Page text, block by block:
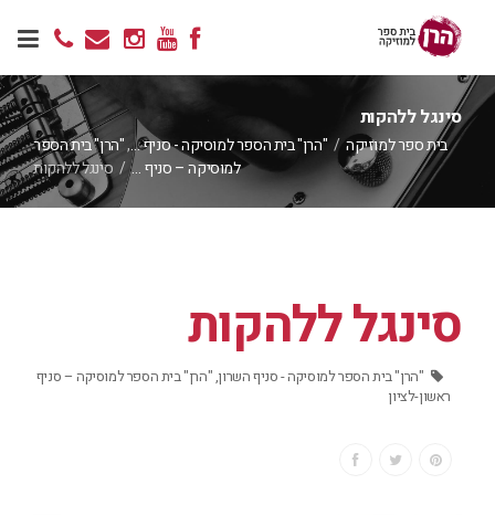
סינגל ללהקות
בית ספר למוזיקה / "הרן" בית הספר למוסיקה - סניף …,"הרן" בית הספר
למוסיקה – סניף … / סינגל ללהקות
סינגל ללהקות
"הרן" בית הספר למוסיקה - סניף השרון,"הרן" בית הספר למוסיקה – סניף
ראשון-לציון